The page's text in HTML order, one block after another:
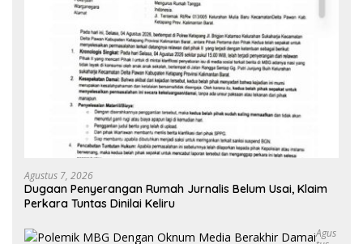
Agustus 7, 2026
Dugaan Penyerangan Rumah Jurnalis Belum Usai, Klaim
Perkara Tuntas Dinilai Keliru
Agus